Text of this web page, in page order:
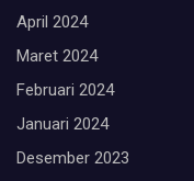
April 2024
Maret 2024
Februari 2024
Januari 2024
Desember 2023